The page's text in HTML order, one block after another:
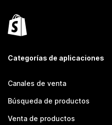
Categorías de aplicaciones
Canales de venta
Búsqueda de productos
Venta de productos